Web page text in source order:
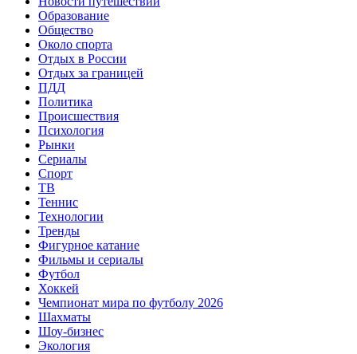
Образование
Общество
Около спорта
Отдых в России
Отдых за границей
ПДД
Политика
Происшествия
Психология
Рынки
Сериалы
Спорт
ТВ
Теннис
Технологии
Тренды
Фигурное катание
Фильмы и сериалы
Футбол
Хоккей
Чемпионат мира по футболу 2026
Шахматы
Шоу-бизнес
Экология